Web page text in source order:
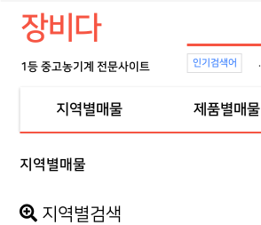
장비다
1등 중고농기계 전문사이트 인기검색어 .
지역별매물 제품별매물
지역별매물
지역별검색